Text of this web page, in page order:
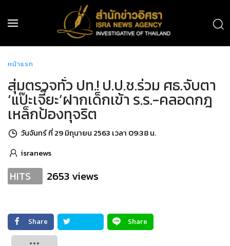
หน้าแรก
สุ่มตรวจทั่ว ปท.! ป.ป.ช.ร่วม ศธ.จับตา
‘แป๊ะเจี๊ยะ’ฝากเด็กเข้า ร.ร.-คลอดกฎ
เหล็กป้องทุจริต
วันจันทร์ ที่ 29 มิถุนายน 2563 เวลา 09:38 น.
isranews
HITS 2653 views
Share
Share